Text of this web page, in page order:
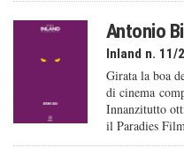
Antonio
Inland n. 11/
Girata la boa
di cinema
Innanzitutto
il Paradies